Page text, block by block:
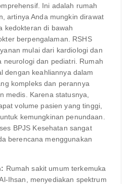
Ini adalah rumah
artinya Anda mungkin dirawat
kedokteran di bawah
berpengalaman. RSHS
mulai dari kardiologi dan
neurologi dan pediatri. Rumah
dengan keahliannya dalam
kompleks dan perannya
medis. Karena statusnya,
volume pasien yang tinggi,
kemungkinan penundaan.
BPJS Kesehatan sangat
berencana menggunakan
Rumah sakit umum terkemuka
Ihsan, menyediakan spektrum